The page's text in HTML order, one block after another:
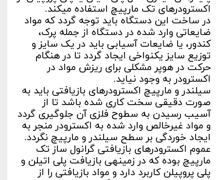
اکسترودرهای تک مارپیچ استفاده می­کند.
در ساخت این دستگاه باید توجه گردد که مواد
ضایعاتی وارد شده در دستگاه از جمله پرک،
کندور، یا ضایعات آسیابی باید در یک سایز و
توزیع سایز یکنواخی ایجاد گردد تا در هنگام
حرکت در هوپر مشکلی برای ریزش مواد در
اکسترودر به وجود نیاید.
سیلندر و مارپیچ اکسترودرهای بازیافتی باید به
صورت دقیقی سخت کاری شده باشد تا از
آسیب رسیدن به سطوح فلزی آن جلوگیری گردد
و مواد غیرخالص وارد شده به اکسترودر منجر به
ایجاد خوردگی بر سطح سیلندر و مارپیچ نگردد.
عموم اکسترودرهای بازیافتی گرانول ساز تک
مارپیچ بوده که در زمینه­ی بازیافت پلی اتیلن و
پلی پروپیلن کاربرد دارد و مواد بازیافتی را از